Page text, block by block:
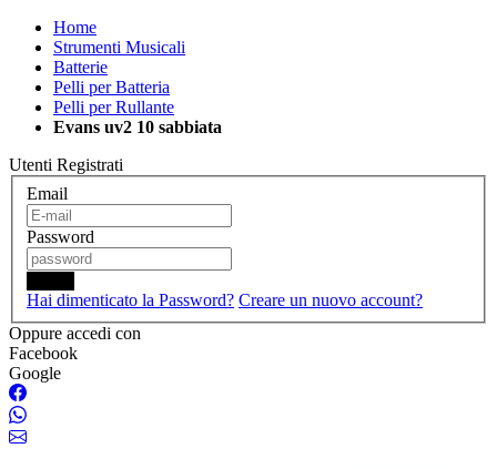
Home
Strumenti Musicali
Batterie
Pelli per Batteria
Pelli per Rullante
Evans uv2 10 sabbiata
Utenti Registrati
Email
Password
Hai dimenticato la Password? Creare un nuovo account?
Oppure accedi con
Facebook
Google